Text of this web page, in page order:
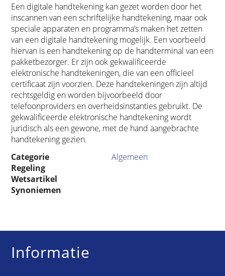
Een digitale handtekening kan gezet worden door het
inscannen van een schriftelijke handtekening, maar ook
speciale apparaten en programma’s maken het zetten
van een digitale handtekening mogelijk. Een voorbeeld
hiervan is een handtekening op de handterminal van een
pakketbezorger. Er zijn ook gekwalificeerde
elektronische handtekeningen, die van een officieel
certificaat zijn voorzien. Deze handtekeningen zijn altijd
rechtsgeldig en worden bijvoorbeeld door
telefoonproviders en overheidsinstanties gebruikt. De
gekwalificeerde elektronische handtekening wordt
juridisch als een gewone, met de hand aangebrachte
handtekening gezien.
Categorie
Algemeen
Regeling
Wetsartikel
Synoniemen
Informatie